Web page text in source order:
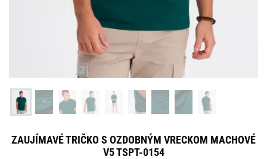
ZAUJÍMAVÉ TRIČKO S OZDOBNÝM VRECKOM MACHOVÉ
V5 TSPT-0154